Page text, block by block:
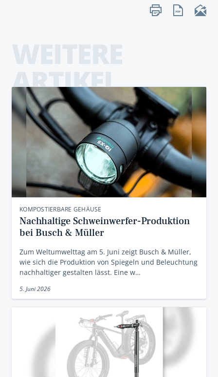
ARTIKEL
KOMPOSTIERBARE GEHÄUSE
Nachhaltige Schweinwerfer-Produktion
bei Busch & Müller
Zum Weltumwelttag am 5. Juni zeigt Busch & Müller,
wie sich die Produktion von Spiegeln und Beleuchtung
nachhaltiger gestalten lässt. Eine w…
5. Juni 2026